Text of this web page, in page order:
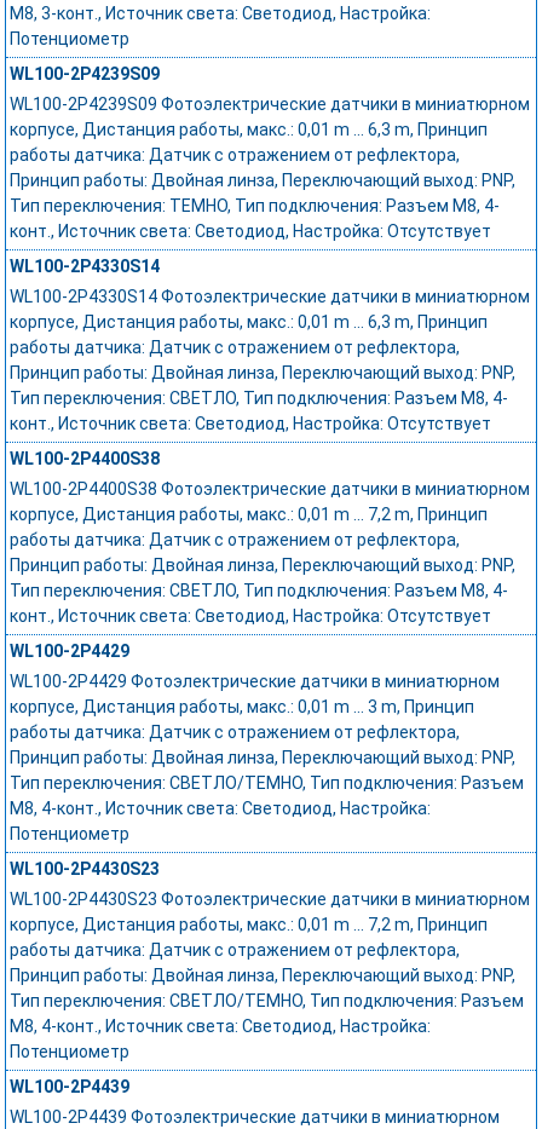
M8, 3-конт., Источник света: Светодиод, Настройка:
Потенциометр
WL100-2P4239S09
WL100-2P4239S09 Фотоэлектрические датчики в миниатюрном
корпусе, Дистанция работы, макс.: 0,01 m ... 6,3 m, Принцип
работы датчика: Датчик с отражением от рефлектора,
Принцип работы: Двойная линза, Переключающий выход: PNP,
Тип переключения: ТЕМНО, Тип подключения: Разъем M8, 4-
конт., Источник света: Светодиод, Настройка: Отсутствует
WL100-2P4330S14
WL100-2P4330S14 Фотоэлектрические датчики в миниатюрном
корпусе, Дистанция работы, макс.: 0,01 m ... 6,3 m, Принцип
работы датчика: Датчик с отражением от рефлектора,
Принцип работы: Двойная линза, Переключающий выход: PNP,
Тип переключения: СВЕТЛО, Тип подключения: Разъем M8, 4-
конт., Источник света: Светодиод, Настройка: Отсутствует
WL100-2P4400S38
WL100-2P4400S38 Фотоэлектрические датчики в миниатюрном
корпусе, Дистанция работы, макс.: 0,01 m ... 7,2 m, Принцип
работы датчика: Датчик с отражением от рефлектора,
Принцип работы: Двойная линза, Переключающий выход: PNP,
Тип переключения: СВЕТЛО, Тип подключения: Разъем M8, 4-
конт., Источник света: Светодиод, Настройка: Отсутствует
WL100-2P4429
WL100-2P4429 Фотоэлектрические датчики в миниатюрном
корпусе, Дистанция работы, макс.: 0,01 m ... 3 m, Принцип
работы датчика: Датчик с отражением от рефлектора,
Принцип работы: Двойная линза, Переключающий выход: PNP,
Тип переключения: СВЕТЛО/ТЕМНО, Тип подключения: Разъем
M8, 4-конт., Источник света: Светодиод, Настройка:
Потенциометр
WL100-2P4430S23
WL100-2P4430S23 Фотоэлектрические датчики в миниатюрном
корпусе, Дистанция работы, макс.: 0,01 m ... 7,2 m, Принцип
работы датчика: Датчик с отражением от рефлектора,
Принцип работы: Двойная линза, Переключающий выход: PNP,
Тип переключения: СВЕТЛО/ТЕМНО, Тип подключения: Разъем
M8, 4-конт., Источник света: Светодиод, Настройка:
Потенциометр
WL100-2P4439
WL100-2P4439 Фотоэлектрические датчики в миниатюрном